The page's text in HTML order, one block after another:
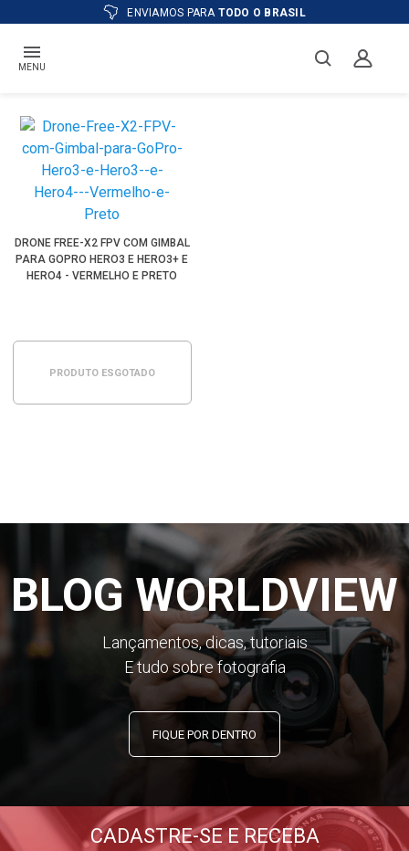
TODO O BRASIL
MENU
DRONE FREE-X2 FPV COM GIMBAL
PARA GOPRO HERO3 E HERO3+ E
HERO4 - VERMELHO E PRETO
PRODUTO ESGOTADO
BLOG WORLDVIEW
Lançamentos, dicas, tutoriais
E tudo sobre fotografia
FIQUE POR DENTRO
CADASTRE-SE E RECEBA